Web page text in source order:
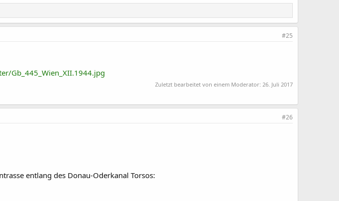
#25
Gb_445_Wien_XII.1944.jpg
Zuletzt bearbeitet von einem Moderator: 26. Juli 2017
#26
entlang des Donau-Oderkanal Torsos: